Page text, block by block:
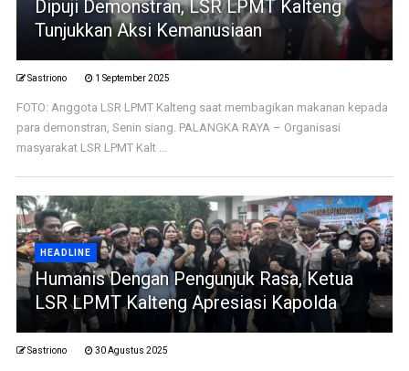
Dipuji Demonstran, LSR LPMT Kalteng
Tunjukkan Aksi Kemanusiaan
Sastriono 1 September 2025
FOTO: Anggota LSR LPMT Kalteng saat membagikan makanan kepada
para demonstran, Senin siang. PALANGKA RAYA – Organisasi
masyarakat LSR LPMT Kalt ...
HEADLINE
Humanis Dengan Pengunjuk Rasa, Ketua
LSR LPMT Kalteng Apresiasi Kapolda
Sastriono 30 Agustus 2025